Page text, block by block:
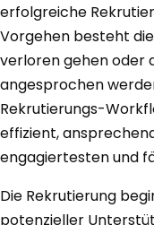
erfolgreiche
Vorgehen besteht
verloren gehen oder
angesprochen
Rekrutierungs-
effizient,
engagiertesten und
Die Rekrutierung
potenzieller